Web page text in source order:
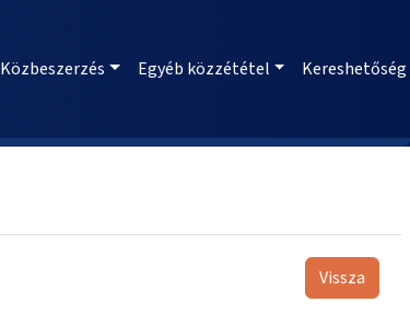
Közbeszerzés Egyéb közzététel Kereshetőség
Vissza